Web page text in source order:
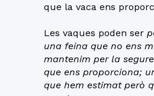
que la vaca ens
Les vaques poden ser
una feina que no ens
mantenim per la
que ens proporciona;
que hem estimat però